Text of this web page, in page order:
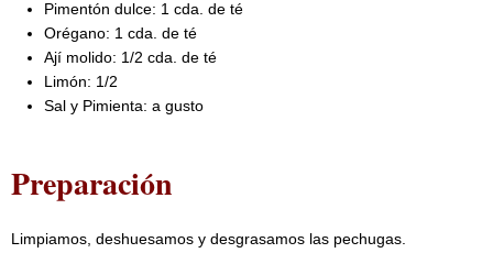
Pimentón dulce: 1 cda. de té
Orégano: 1 cda. de té
Ají molido: 1/2 cda. de té
Limón: 1/2
Sal y Pimienta: a gusto
Preparación
Limpiamos, deshuesamos y desgrasamos las pechugas.